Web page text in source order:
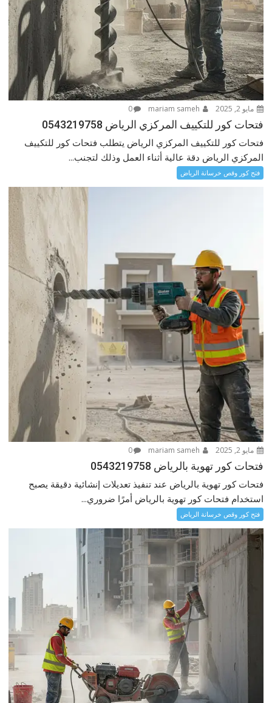
مايو 2, 2025 0
فتحات كور للتكييف المركزي الرياض 0543219758
فتحات كور للتكييف المركزي الرياض يتطلب فتحات كور للتكييف
المركزي الرياض دقة عالية أثناء العمل وذلك لتجنب...
فتح كور وقص خرسانة الرياض
مايو 2, 2025 0
فتحات كور تهوية بالرياض 0543219758
فتحات كور تهوية بالرياض عند تنفيذ تعديلات إنشائية دقيقة يصبح
استخدام فتحات كور تهوية بالرياض أمرًا ضروري...
فتح كور وقص خرسانة الرياض